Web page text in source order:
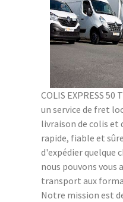
COLIS EXPRESS
un service de fret
livraison de colis et
rapide, fiable et
d'expédier quelque
nous pouvons vous
transport aux
Notre mission est